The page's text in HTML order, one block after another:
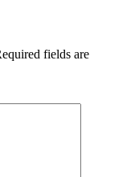
fields are